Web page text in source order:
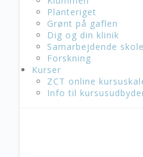
Planteriget
Grønt på gaflen
Dig og din klinik
Samarbejdende
Forskning
Kurser
ZCT online
Info til